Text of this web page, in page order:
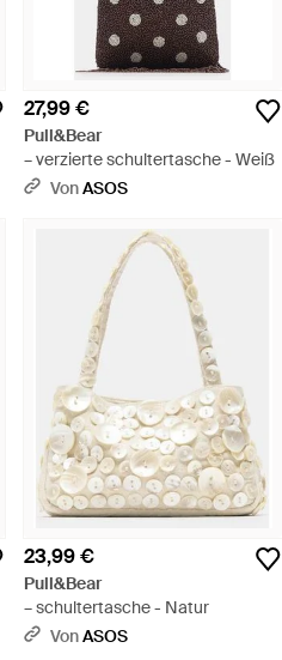
27,99 €
Pull&Bear
– verzierte schultertasche - Weiß
VonASOS
23,99 €
Pull&Bear
– schultertasche - Natur
VonASOS